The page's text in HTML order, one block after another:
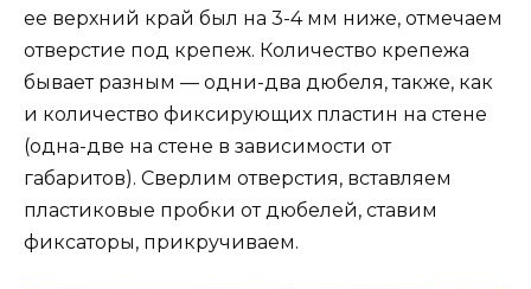
ее верхний край был на 3-4 мм ниже, отмечаем
отверстие под крепеж. Количество крепежа
бывает разным — одни-два дюбеля, также, как
и количество фиксирующих пластин на стене
(одна-две на стене в зависимости от
габаритов). Сверлим отверстия, вставляем
пластиковые пробки от дюбелей, ставим
фиксаторы, прикручиваем.